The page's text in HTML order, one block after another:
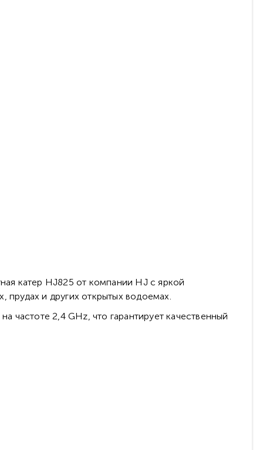
катер HJ825 от компании HJ с яркой
прудах и других открытых водоемах.
частоте 2,4 GHz, что гарантирует качественный